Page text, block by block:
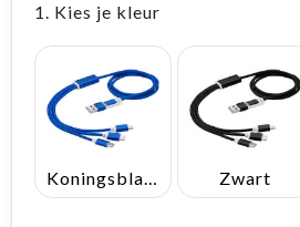
1. Kies je kleur
Zwart